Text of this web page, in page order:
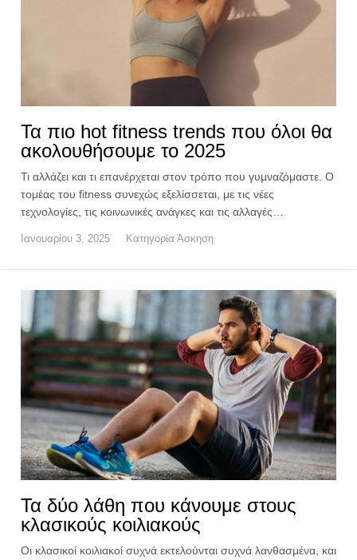
Τα πιο hot fitness trends που όλοι θα
ακολουθήσουμε το 2025
Τι αλλάζει και τι επανέρχεται στον τρόπο που γυμναζόμαστε. Ο
τομέας του fitness συνεχώς εξελίσσεται, με τις νέες
τεχνολογίες, τις κοινωνικές ανάγκες και τις αλλαγές…
Ιανουαρίου 3, 2025 Κατηγορία Άσκηση
Τα δύο λάθη που κάνουμε στους
κλασικούς κοιλιακούς
Οι κλασικοί κοιλιακοί συχνά εκτελούνται συχνά λανθασμένα, και